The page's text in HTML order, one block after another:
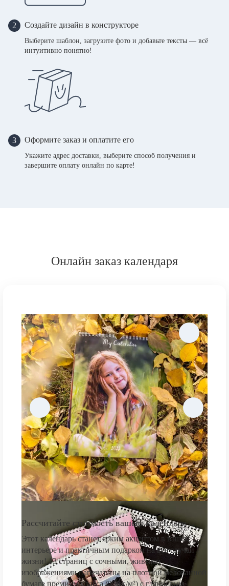
2 Создайте дизайн в конструкторе
Выберите шаблон, загрузите фото и добавьте тексты — всё
интуитивно понятно!
3 Оформите заказ и оплатите его
Укажите адрес доставки, выберите способ получения и
завершите оплату онлайн по карте!
Онлайн заказ календаря
Рассчитайте стоимость вашего календаря
Этот календарь станет ярким акцентом в вашем
интерьере и практичным подарком на все случаи
жизни! 13 страниц с сочными, живыми
изображениями напечатаны на плотной мелованной
бумаге премиум-класса (250 г/м²) с глянцевым